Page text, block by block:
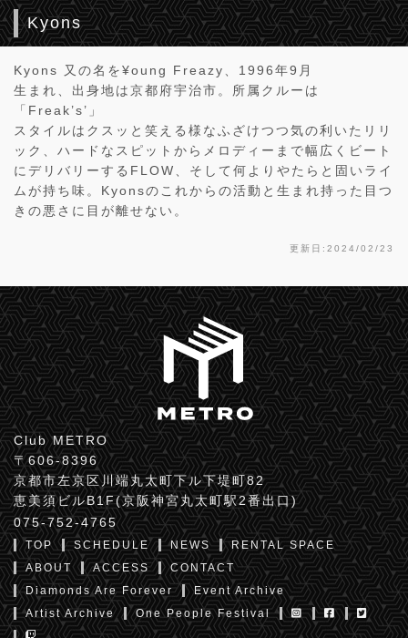
Kyons
Kyons 又の名を¥oung Freazy、1996年9月
生まれ、出身地は京都府宇治市。所属クルーは
「Freak’s’」
スタイルはクスッと笑える様なふざけつつ気の利いたリリ
ック、ハードなスピットからメロディーまで幅広くビート
にデリバリーするFLOW、そして何よりやたらと固いライ
ムが持ち味。Kyonsのこれからの活動と生まれ持った目つ
きの悪さに目が離せない。
更新日:2024/02/23
Club METRO
〒606-8396
京都市左京区川端丸太町下ル下堤町82
恵美須ビルB1F(京阪神宮丸太町駅2番出口)
075-752-4765
TOP SCHEDULE NEWS
RENTAL SPACE
ABOUT
ACCESS
CONTACT
Diamonds Are Forever
Event Archive
Artist Archive
One People Festival